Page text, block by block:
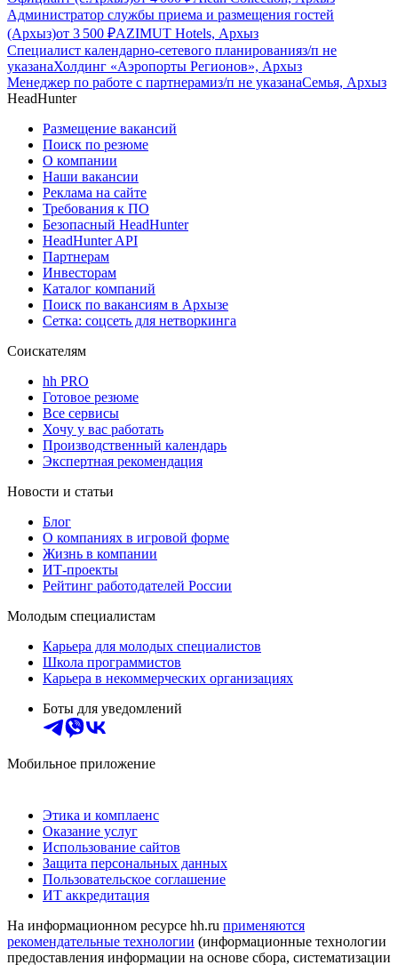
Администратор службы приема и размещения гостей
(Архыз)от 3 500 ₽AZIMUT Hotels, Архыз
Специалист календарно-сетевого планированияз/п не
указанаХолдинг «Аэропорты Регионов», Архыз
Менеджер по работе с партнерамиз/п не указанаСемья, Архыз
HeadHunter
Размещение вакансий
Поиск по резюме
О компании
Наши вакансии
Реклама на сайте
Требования к ПО
Безопасный HeadHunter
HeadHunter API
Партнерам
Инвесторам
Каталог компаний
Поиск по вакансиям в Архызе
Сетка: соцсеть для нетворкинга
Соискателям
hh PRO
Готовое резюме
Все сервисы
Хочу у вас работать
Производственный календарь
Экспертная рекомендация
Новости и статьи
Блог
О компаниях в игровой форме
Жизнь в компании
ИТ-проекты
Рейтинг работодателей России
Молодым специалистам
Карьера для молодых специалистов
Школа программистов
Карьера в некоммерческих организациях
Боты для уведомлений
Мобильное приложение
Этика и комплаенс
Оказание услуг
Использование сайтов
Защита персональных данных
Пользовательское соглашение
ИТ аккредитация
На информационном ресурсе hh.ru применяются
рекомендательные технологии (информационные технологии
предоставления информации на основе сбора, систематизации